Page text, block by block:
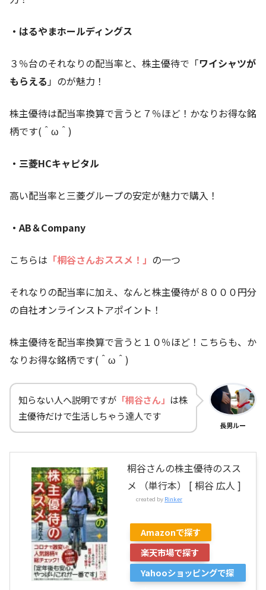
・はるやまホールディングス
３％台のそれなりの配当率と、株主優待で「ワイシャツが
もらえる」のが魅力！
株主優待は配当率換算で言うと７％ほど！かなりお得な銘
柄です(＾ω＾)
・三菱HCキャピタル
高い配当率と三菱グループの安定が魅力で購入！
・AB＆Company
こちらは 「桐谷さんおススメ！」 の一つ
それなりの配当率に加え、なんと株主優待が８０００円分
の自社オンラインストアポイント！
株主優待を配当率換算で言うと１０％ほど！こちらも、か
なりお得な銘柄です(＾ω＾)
知らない人へ説明ですが 「桐谷さん」 は株
主優待だけで生活しちゃう達人です
長男ルー
桐谷さんの株主優待のスス
メ （単行本） [ 桐谷 広人 ]
created by Rinker
Amazonで探す
楽天市場で探す
Yahooショッピングで探